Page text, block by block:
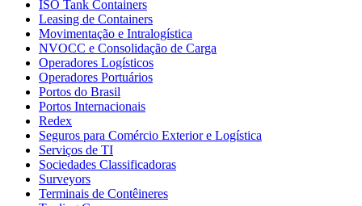
ISO Tank Containers
Leasing de Containers
Movimentação e Intralogística
NVOCC e Consolidação de Carga
Operadores Logísticos
Operadores Portuários
Portos do Brasil
Portos Internacionais
Redex
Seguros para Comércio Exterior e Logística
Serviços de TI
Sociedades Classificadoras
Surveyors
Terminais de Contêineres